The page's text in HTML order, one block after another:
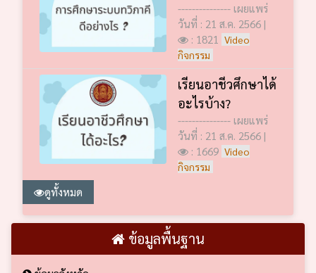
--------------- เผยแพร่
วันที่ : 21 ส.ค. 2566 |
: 1821
Video
กิจกรรม
เรียนอาชีวศึกษาได้
อะไรบ้าง?
--------------- เผยแพร่
วันที่ : 21 ส.ค. 2566 |
: 1669 Video
กิจกรรม
ดูทั้งหมด
ข้อมูลพื้นฐาน